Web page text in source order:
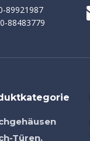
89921987
88483779
Türen.